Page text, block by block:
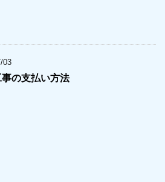
03
の支払い方法